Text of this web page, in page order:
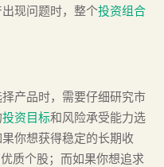
现问题时，整个投资组合
产品时，需要仔细研究市
投资目标和风险承受能力选
你想获得稳定的长期收
质个股；而如果你想追求